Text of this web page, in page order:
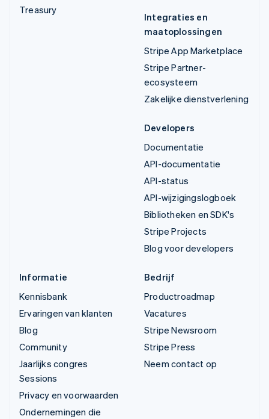
Treasury
Integraties en
maatoplossingen
Stripe App Marketplace
Stripe Partner-
ecosysteem
Zakelijke dienstverlening
Developers
Documentatie
API-documentatie
API-status
API-wijzigingslogboek
Bibliotheken en SDK's
Stripe Projects
Blog voor developers
Informatie
Kennisbank
Ervaringen van klanten
Blog
Community
Jaarlijks congres
Sessions
Privacy en voorwaarden
Ondernemingen die
Bedrijf
Productroadmap
Vacatures
Stripe Newsroom
Stripe Press
Neem contact op